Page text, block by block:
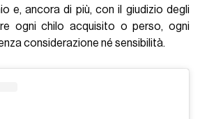
e, ancora di più, con il giudizio degli
ogni chilo acquisito o perso, ogni
considerazione né sensibilità.